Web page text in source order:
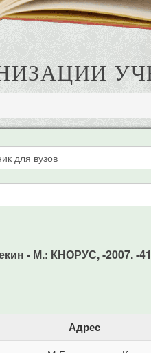
- М.: КНОРУС, -2007. -
Адрес